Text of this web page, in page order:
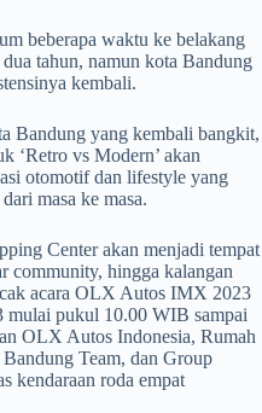
beberapa waktu ke belakang
tahun, namun kota Bandung
kembali.
Bandung yang kembali bangkit,
‘Retro vs Modern’ akan
otomotif dan lifestyle yang
masa ke masa.
Center akan menjadi tempat
community, hingga kalangan
acara OLX Autos IMX 2023
mulai pukul 10.00 WIB sampai
OLX Autos Indonesia, Rumah
Team, dan Group
kendaraan roda empat